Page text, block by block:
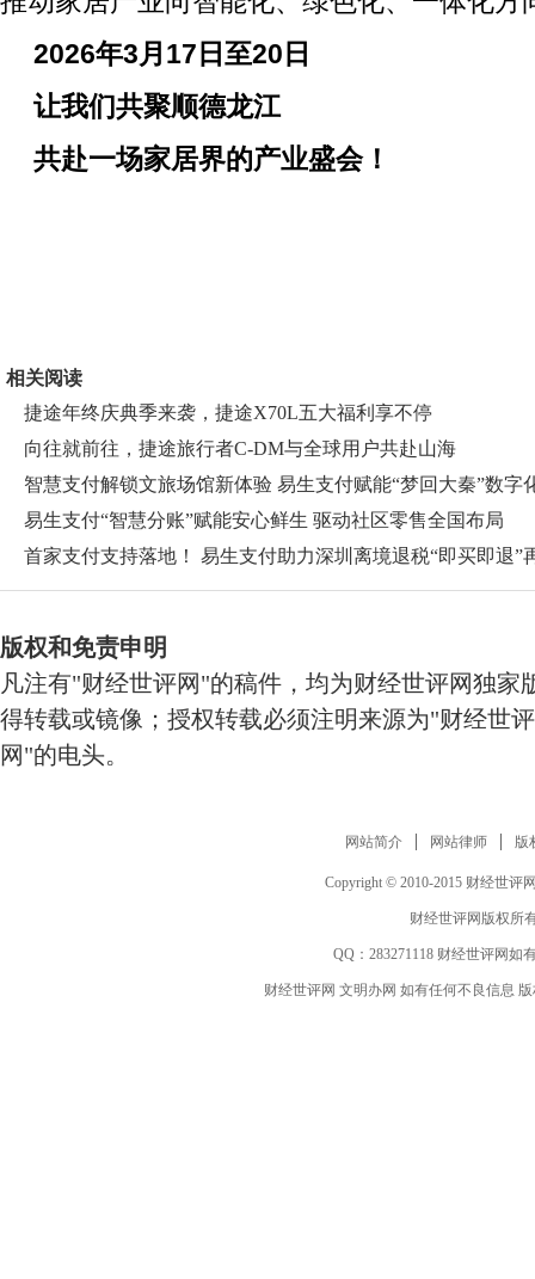
2026年3月17日至20日
让我们共聚顺德龙江
共赴一场家居界的产业盛会！
相关阅读
捷途年终庆典季来袭，捷途X70L五大福利享不停
向往就前往，捷途旅行者C-DM与全球用户共赴山海
智慧支付解锁文旅场馆新体验 易生支付赋能“梦回大秦”数字
易生支付“智慧分账”赋能安心鲜生 驱动社区零售全国布局
首家支付支持落地！ 易生支付助力深圳离境退税“即买即退”
版权和免责申明
凡注有"财经世评网"的稿件，均为财经世评网独家
得转载或镜像；授权转载必须注明来源为"财经世
网"的电头。
网站简介 网站律师 版
Copyright © 2010-2015 财经世评
财经世评网版权所
QQ： 283271118财经世评网如
财经世评网 文明办网 如有任何不良信息